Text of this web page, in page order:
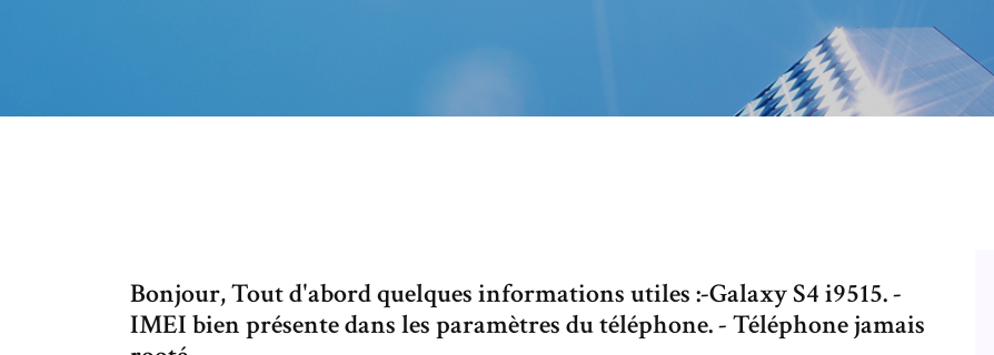
Bonjour, Tout d'abord quelques informations utiles :-Galaxy S4 i9515. -
IMEI bien présente dans les paramètres du téléphone. - Téléphone jamais